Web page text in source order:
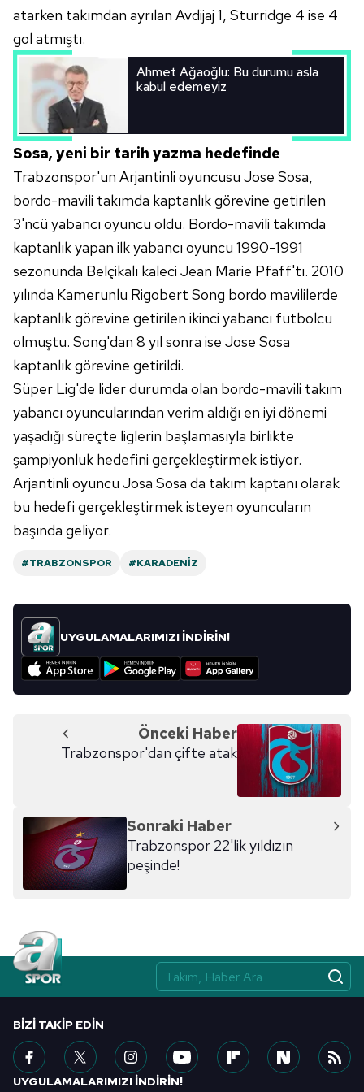
kullanılmaktadır. Diğer çerezler, sitemizin daha işlevsel
kılınması ve kişiselleştirilmesi ve sizlere yönelik
reklam/pazarlama faaliyetlerinin yapılması, amaçlarıyla
sınırlı olarak açık rızanız dahilinde kullanılacaktır.
Çerezlere ilişkin tercihlerinizi aşağıda yer alan panel
vasıtasıyla belirleyebilirsiniz. Çerezlere ilişkin detaylı bilgi
için Ayarlar butonuna tıklayabilir, Çerez Bilgilendirme
6698 sayılı Kişisel Verilerin Korunması Kanunu uyarınca
hazırlanmış Aydınlatma Metnimizi okumak ve sitemizde
ilgili mevzuata uygun olarak kullanılan çerezlerle ilgili bilgi
almak için lütfen tıklayınız
atarken takımdan ayrılan Avdijaj 1, Sturridge 4 ise 4
gol atmıştı.
Ahmet Ağaoğlu: Bu durumu asla
kabul edemeyiz
Sosa, yeni bir tarih yazma hedefinde
Trabzonspor'un Arjantinli oyuncusu Jose Sosa,
bordo-mavili takımda kaptanlık görevine getirilen
3'ncü yabancı oyuncu oldu. Bordo-mavili takımda
kaptanlık yapan ilk yabancı oyuncu 1990-1991
sezonunda Belçikalı kaleci Jean Marie Pfaff'tı. 2010
yılında Kamerunlu Rigobert Song bordo mavililerde
kaptanlık görevine getirilen ikinci yabancı futbolcu
olmuştu. Song'dan 8 yıl sonra ise Jose Sosa
kaptanlık görevine getirildi.
Süper Lig'de lider durumda olan bordo-mavili takım
yabancı oyuncularından verim aldığı en iyi dönemi
yaşadığı süreçte liglerin başlamasıyla birlikte
şampiyonluk hedefini gerçekleştirmek istiyor.
Arjantinli oyuncu Josa Sosa da takım kaptanı olarak
bu hedefi gerçekleştirmek isteyen oyuncuların
başında geliyor.
#TRABZONSPOR #KARADENIZ
UYGULAMALARIMIZI İNDİRİN!
Önceki Haber
Trabzonspor'dan çifte atak
Sonraki Haber
Trabzonspor 22'lik yıldızın
peşinde!
BIZI TAKIP EDIN
UYGULAMALARIMIZI İNDİRİN!